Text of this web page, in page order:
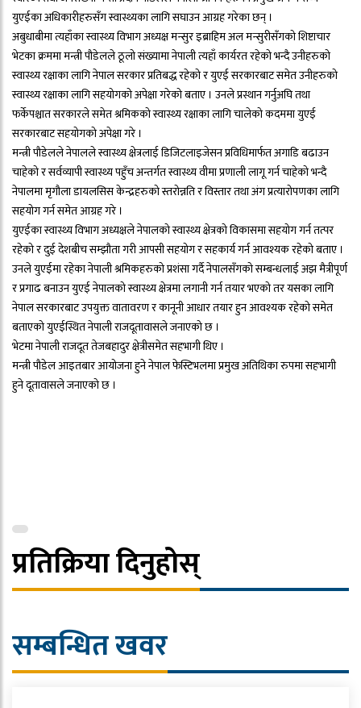
युएईका अधिकारीहरुसँग स्वास्थ्यका लागि सघाउन आग्रह गरेका छन् ।
अबुधाबीमा त्यहाँका स्वास्थ्य विभाग अध्यक्ष मन्सुर इब्राहिम अल मन्सुरीसँगको शिष्टाचार
भेटका क्रममा मन्त्री पौडेलले ठूलो संख्यामा नेपाली त्यहाँ कार्यरत रहेको भन्दै उनीहरुको
स्वास्थ्य रक्षाका लागि नेपाल सरकार प्रतिबद्ध रहेको र युएई सरकारबाट समेत उनीहरुको
स्वास्थ्य रक्षाका लागि सहयोगको अपेक्षा गरेको बताए । उनले प्रस्थान गर्नुअघि तथा
फर्केपश्चात सरकारले समेत श्रमिकको स्वास्थ्य रक्षाका लागि चालेको कदममा युएई
सरकारबाट सहयोगको अपेक्षा गरे ।
मन्त्री पौडेलले नेपालले स्वास्थ्य क्षेत्रलाई डिजिटलाइजेसन प्रविधिमार्फत अगाडि बढाउन
चाहेको र सर्वव्यापी स्वास्थ्य पहुँच अन्तर्गत स्वास्थ्य वीमा प्रणाली लागू गर्न चाहेको भन्दै
नेपालमा मृगौला डायलसिस केन्द्रहरुको स्तरोन्नति र विस्तार तथा अंग प्रत्यारोपणका लागि
सहयोग गर्न समेत आग्रह गरे ।
युएईका स्वास्थ्य विभाग अध्यक्षले नेपालको स्वास्थ्य क्षेत्रको विकासमा सहयोग गर्न तत्पर
रहेको र दुई देशबीच सम्झौता गरी आपसी सहयोग र सहकार्य गर्न आवश्यक रहेको बताए ।
उनले युएईमा रहेका नेपाली श्रमिकहरुको प्रशंसा गर्दै नेपालसँगको सम्बन्धलाई अझ मैत्रीपूर्ण
र प्रगाढ बनाउन युएई नेपालको स्वास्थ्य क्षेत्रमा लगानी गर्न तयार भएको तर यसका लागि
नेपाल सरकारबाट उपयुक्त वातावरण र कानूनी आधार तयार हुन आवश्यक रहेको समेत
बताएको युएईस्थित नेपाली राजदूतावासले जनाएको छ ।
भेटमा नेपाली राजदूत तेजबहादुर क्षेत्रीसमेत सहभागी थिए ।
मन्त्री पौडेल आइतबार आयोजना हुने नेपाल फेस्टिभलमा प्रमुख अतिथिका रुपमा सहभागी
हुने दूतावासले जनाएको छ ।
प्रतिक्रिया दिनुहोस्
सम्बन्धित खवर